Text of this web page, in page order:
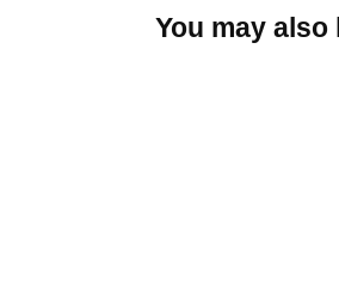
You may also